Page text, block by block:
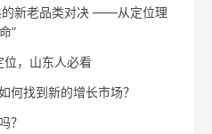
的新老品类对决 ——从定位理
”
位，山东人必看
何找到新的增长市场？
？